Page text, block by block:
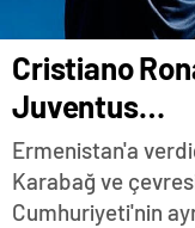
Cristiano
Juventus…
Ermenistan'a
Karabağ ve
Cumhuriyeti'nin